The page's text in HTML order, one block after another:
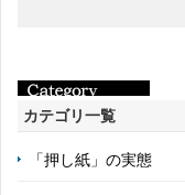
カテゴリ一覧
「押し紙」の実態